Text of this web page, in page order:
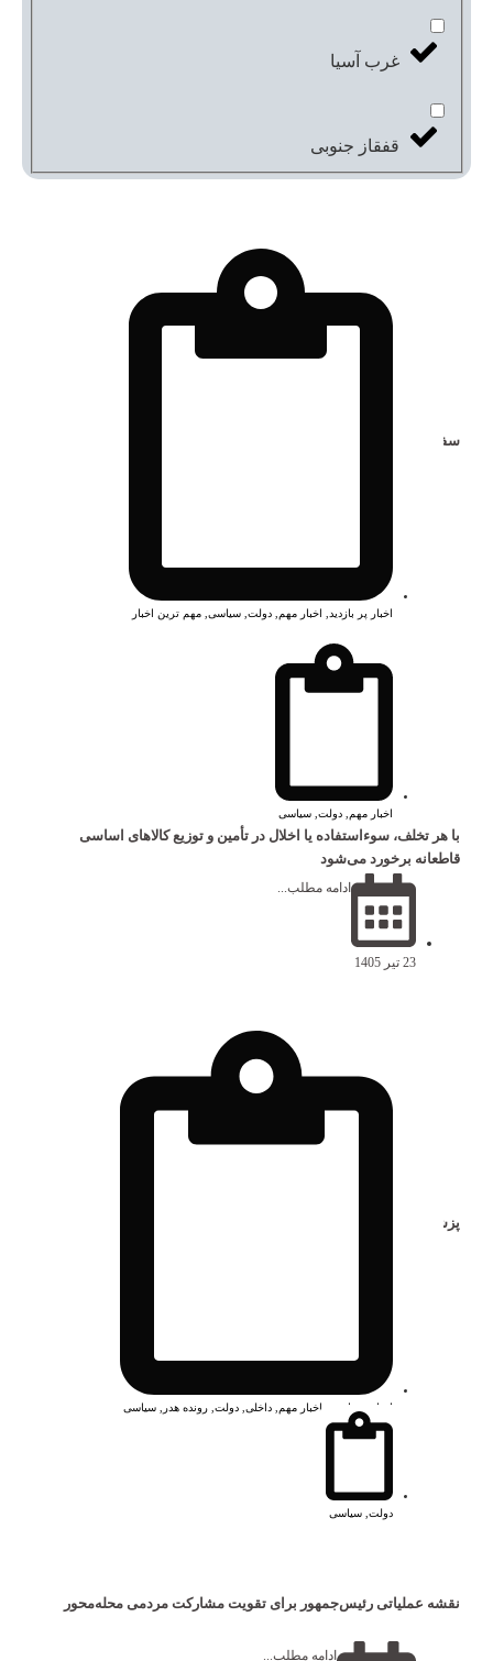
غرب آسیا
قفقاز جنوبی
اخبار پر بازدید اخبار مهم دولت سیاسی مهم ترین اخبار
سفر نخست‌وزیر عراق به تهران؛ تاکید بر برادری راهبردی
اخبار مهم دولت سیاسی
با هر تخلف، سوءاستفاده یا اخلال در تأمین و توزیع کالاهای اساسی
قاطعانه برخورد می‌شود
23 تیر 1405
ادامه مطلب...
اخبار پر بازدید اخبار مهم داخلی دولت رونده هدر سیاسی
پزشکیان: در برابر زیاده‌خواهی‌ها سر خم نخواهیم کرد
دولت سیاسی
نقشه عملیاتی رئیس‌جمهور برای تقویت مشارکت مردمی محله‌محور
ادامه مطلب...